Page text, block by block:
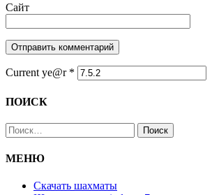
Сайт
Current ye@r *
ПОИСК
Найти:
МЕНЮ
Скачать шахматы